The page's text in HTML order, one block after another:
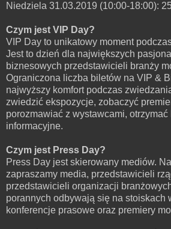
Niedziela 31.03.2019 (10:00-18:00): 25
Czym jest VIP Day?
VIP Day to unikatowy moment
Jest to dzień dla największych
biznesowych przedstawicieli branży
Ograniczona liczba biletów na VIP &
najwyższy komfort podczas
zwiedzić ekspozycje, zobaczyć
porozmawiać z wystawcami,
informacyjne.
Czym jest Press Day?
Press Day jest skierowany mediów.
zapraszamy media, przedstawicieli
przedstawicieli organizacji
porannych odbywają się na stoiskach
konferencje prasowe oraz premiery